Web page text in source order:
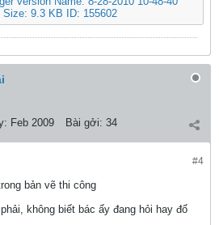
Feb 2009 Bài gởi: 34
#4
bản vẽ thi công
không biết bác ấy đang hỏi hay đố